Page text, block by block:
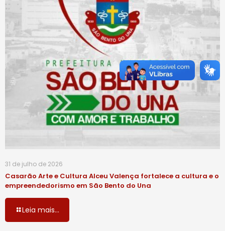
31 de julho de 2026
Casarão Arte e Cultura Alceu Valença fortalece a cultura e o
empreendedorismo em São Bento do Una
Leia mais...